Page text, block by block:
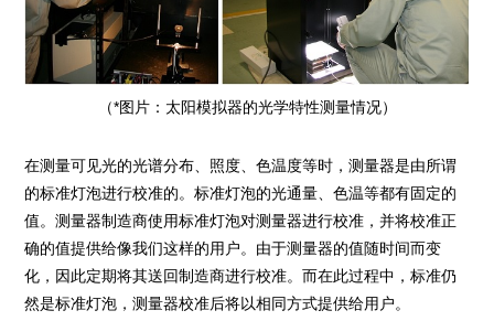
（*图片：太阳模拟器的光学特性测量情况）
在测量可见光的光谱分布、照度、色温度等时，测量器是由所谓
的标准灯泡进行校准的。标准灯泡的光通量、色温等都有固定的
值。测量器制造商使用标准灯泡对测量器进行校准，并将校准正
确的值提供给像我们这样的用户。由于测量器的值随时间而变
化，因此定期将其送回制造商进行校准。而在此过程中，标准仍
然是标准灯泡，测量器校准后将以相同方式提供给用户。